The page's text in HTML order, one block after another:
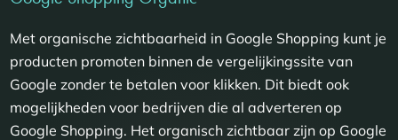
Met organische zichtbaarheid in Google Shopping kunt je
producten promoten binnen de vergelijkingssite van
Google zonder te betalen voor klikken. Dit biedt ook
mogelijkheden voor bedrijven die al adverteren op
Google Shopping. Het organisch zichtbaar zijn op Google